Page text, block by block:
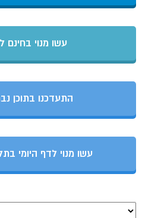
עשו מנוי בחינם
התעדכנו בתוכן
עשו מנוי לדף היומי